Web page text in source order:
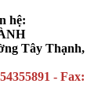
hệ:
Tây Thạnh,
- Fax: